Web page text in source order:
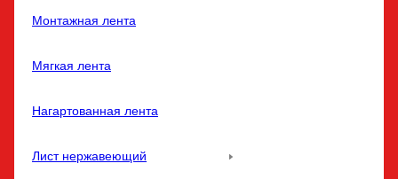
Монтажная лента
Мягкая лента
Нагартованная лента
Лист нержавеющий